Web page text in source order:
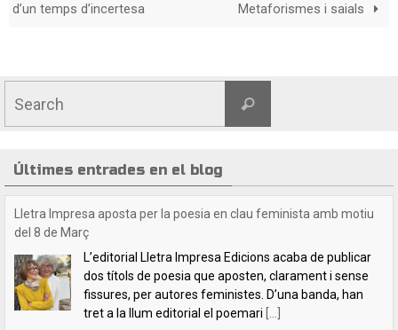
d’un temps d’incertesa
Metaforismes i saials
Últimes entrades en el blog
Crida a les lectores i lectors de Lletra Impresa
Estimades lectores / estimats lectors,Volem felicitar-
vos les festes nadalenques i desitjar-vos un any 2025
ple de lectures i de coneixences. Esperem que l’any
vinent ens proveirà de coses positives. Estem [...]